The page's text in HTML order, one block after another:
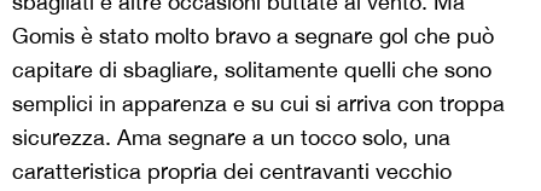
Gomis è stato molto bravo a segnare gol che può
capitare di sbagliare, solitamente quelli che sono
semplici in apparenza e su cui si arriva con troppa
sicurezza. Ama segnare a un tocco solo, una
caratteristica propria dei centravanti vecchio